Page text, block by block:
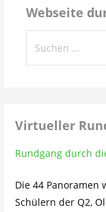
Webseite
nach:
Virtueller
Rundgang durch
Die 44 Panoramen
Schülern der Q2,